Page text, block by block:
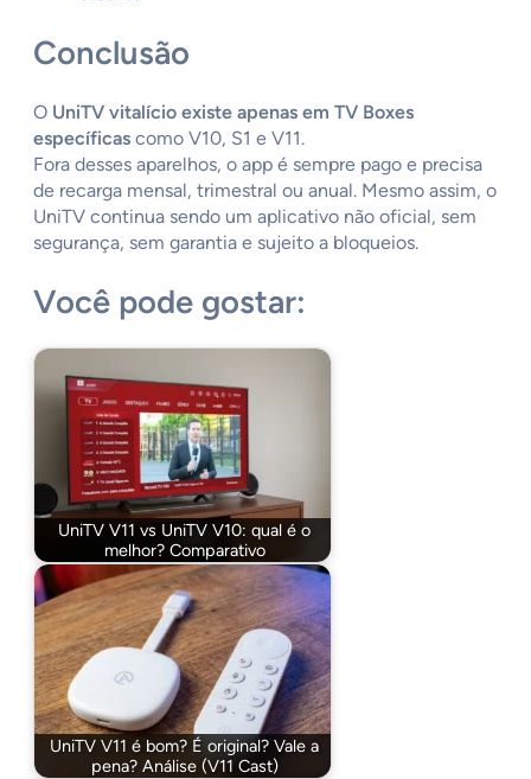
Conclusão
O UniTV vitalício existe apenas em TV Boxes
específicas como V10, S1 e V11.
Fora desses aparelhos, o app é sempre pago e precisa
de recarga mensal, trimestral ou anual. Mesmo assim, o
UniTV continua sendo um aplicativo não oficial, sem
segurança, sem garantia e sujeito a bloqueios.
Você pode gostar:
UniTV V11 vs UniTV V10: qual é o
melhor? Comparativo
UniTV V11 é bom? É original? Vale a
pena? Análise (V11 Cast)